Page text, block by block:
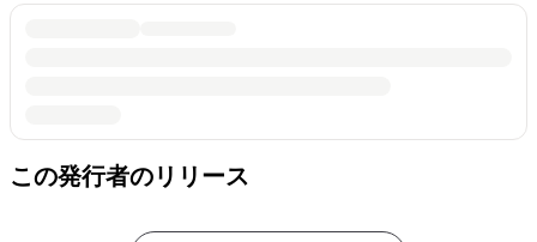
この発行者のリリース